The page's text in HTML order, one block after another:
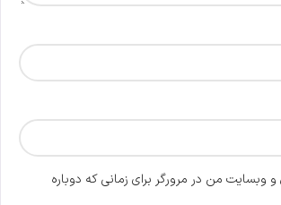
و وبسایت من در مرورگر برای زمانی که دوباره